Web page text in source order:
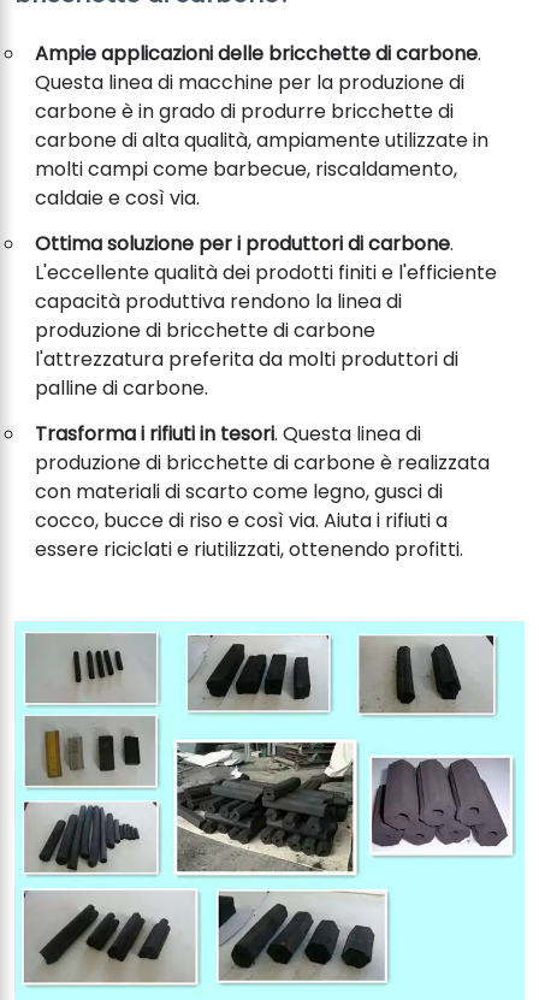
Ampie applicazioni delle bricchette di carbone.
Questa linea di macchine per la produzione di
carbone è in grado di produrre bricchette di
carbone di alta qualità, ampiamente utilizzate in
molti campi come barbecue, riscaldamento,
caldaie e così via.
Ottima soluzione per i produttori di carbone.
L'eccellente qualità dei prodotti finiti e l'efficiente
capacità produttiva rendono la linea di
produzione di bricchette di carbone
l'attrezzatura preferita da molti produttori di
palline di carbone.
Trasforma i rifiuti in tesori. Questa linea di
produzione di bricchette di carbone è realizzata
con materiali di scarto come legno, gusci di
cocco, bucce di riso e così via. Aiuta i rifiuti a
essere riciclati e riutilizzati, ottenendo profitti.